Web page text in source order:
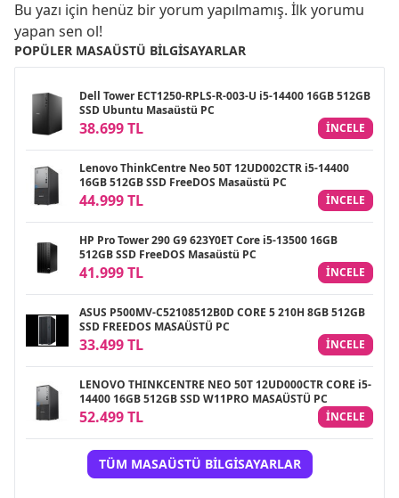
Bu yazı için henüz bir yorum yapılmamış. İlk yorumu
yapan sen ol!
POPÜLER MASAÜSTÜ BILGISAYARLAR
Dell Tower ECT1250-RPLS-R-003-U i5-14400 16GB 512GB
SSD Ubuntu Masaüstü PC
38.699 TL INCELE
Lenovo ThinkCentre Neo 50T 12UD002CTR i5-14400
16GB 512GB SSD FreeDOS Masaüstü PC
44.999 TL INCELE
HP Pro Tower 290 G9 623Y0ET Core i5-13500 16GB
512GB SSD FreeDOS Masaüstü PC
41.999 TL INCELE
ASUS P500MV-C52108512B0D CORE 5 210H 8GB 512GB
SSD FREEDOS MASAÜSTÜ PC
33.499 TL INCELE
LENOVO THINKCENTRE NEO 50T 12UD000CTR CORE i5-
14400 16GB 512GB SSD W11PRO MASAÜSTÜ PC
52.499 TL INCELE
TÜM MASAÜSTÜ BILGISAYARLAR